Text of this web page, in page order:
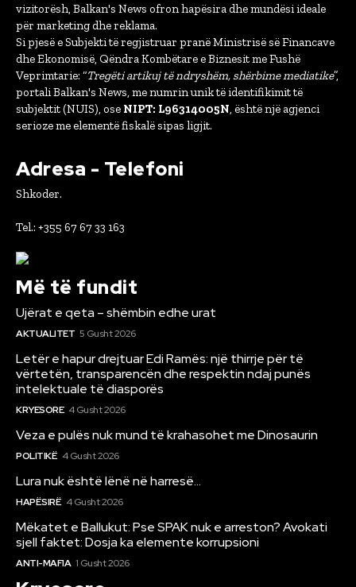
vizitorësh, Balkan's News ofron hapësira dhe mundësi ideale
për marketing dhe reklama.
Si pjesë e Subjekti të regjistruar pranë Ministrisë së Financave
dhe Ekonomisë, Qëndra Kombëtare e Biznesit me Fushë
Veprimtarie: “Tregëti artikuj të ndryshëm, shërbime mediatike”,
portali Balkan's News, me numrin unik të identifikimit të
subjektit (NUIS), ose NIPT: L96314005N, është një agjenci
serioze me elementë fiskalë sipas ligjit.
Adresa - Telefoni
Shkoder.
Tel.: +355 67 67 33 163
Më të fundit
Ujërat e qeta – shëmbin edhe urat
AKTUALITET 5 Gusht 2026
Letër e hapur drejtuar Edi Ramës: një thirrje për të
vërtetën, transparencën dhe respektin ndaj punës
intelektuale të diasporës
KRYESORE 4 Gusht 2026
Veza e pulës nuk mund të krahasohet me Dinosaurin
POLITIKË 4 Gusht 2026
Lura nuk është lënë në harresë…
HAPËSIRË 4 Gusht 2026
Mëkatet e Ballukut: Pse SPAK nuk e arreston? Avokati
sjell faktet: Dosja ka elemente korrupsioni
ANTI-MAFIA 1 Gusht 2026